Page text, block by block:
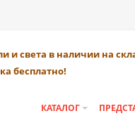
и света в наличии на
бесплатно!
КАТАЛОГ